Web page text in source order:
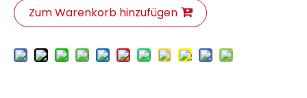
Zum Warenkorb hinzufügen